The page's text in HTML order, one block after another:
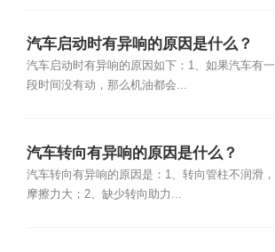
汽车启动时有异响的原因是什么？
汽车启动时有异响的原因如下：1、如果汽车有一
段时间没有动，那么机油都会...
汽车转向有异响的原因是什么？
汽车转向有异响的原因是：1、转向管柱不润滑，
摩擦力大；2、缺少转向助力...